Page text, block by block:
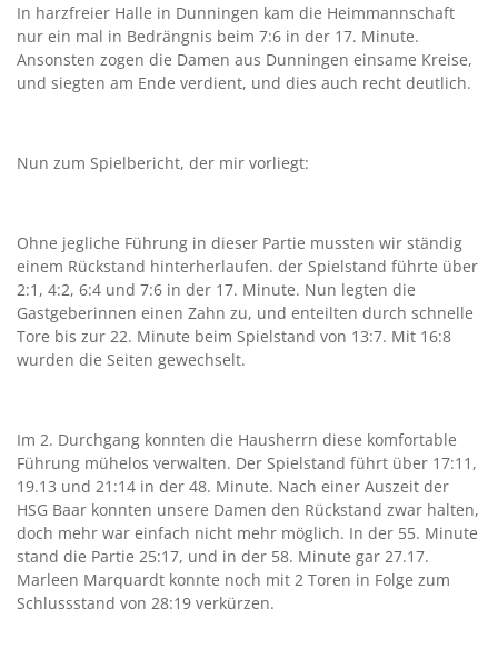
In harzfreier Halle in Dunningen kam die Heimmannschaft
nur ein mal in Bedrängnis beim 7:6 in der 17. Minute.
Ansonsten zogen die Damen aus Dunningen einsame Kreise,
und siegten am Ende verdient, und dies auch recht deutlich.
Nun zum Spielbericht, der mir vorliegt:
Ohne jegliche Führung in dieser Partie mussten wir ständig
einem Rückstand hinterherlaufen. der Spielstand führte über
2:1, 4:2, 6:4 und 7:6 in der 17. Minute. Nun legten die
Gastgeberinnen einen Zahn zu, und enteilten durch schnelle
Tore bis zur 22. Minute beim Spielstand von 13:7. Mit 16:8
wurden die Seiten gewechselt.
Im 2. Durchgang konnten die Hausherrn diese komfortable
Führung mühelos verwalten. Der Spielstand führt über 17:11,
19.13 und 21:14 in der 48. Minute. Nach einer Auszeit der
HSG Baar konnten unsere Damen den Rückstand zwar halten,
doch mehr war einfach nicht mehr möglich. In der 55. Minute
stand die Partie 25:17, und in der 58. Minute gar 27.17.
Marleen Marquardt konnte noch mit 2 Toren in Folge zum
Schlussstand von 28:19 verkürzen.